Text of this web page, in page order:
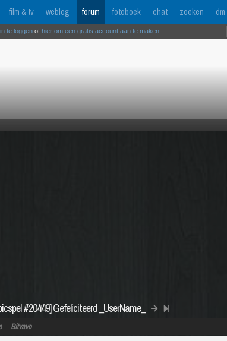
film & tv weblog forum fotoboek chat zoeken dm
te loggen of hier om een gratis account aan te maken
#20449] Gefeliciteerd _UserName_
Bitvavo